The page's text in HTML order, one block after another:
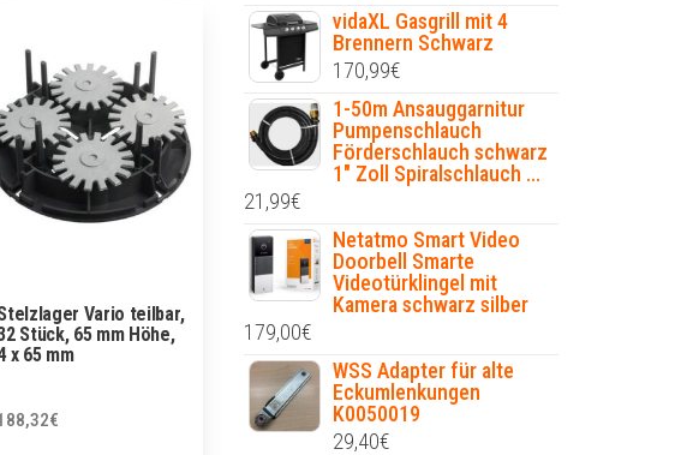
Vario teilbar,
Stück, 65 mm Höhe,
x 65 mm
€
vidaXL Gasgrill mit 4
Brennern Schwarz
170,99€
1-50m Ansauggarnitur
Pumpenschlauch
Förderschlauch schwarz
1" Zoll Spiralschlauch ...
21,99€
Netatmo Smart Video
Doorbell Smarte
Videotürklingel mit
Kamera schwarz silber
179,00€
WSS Adapter für alte
Eckumlenkungen
K0050019
29,40€